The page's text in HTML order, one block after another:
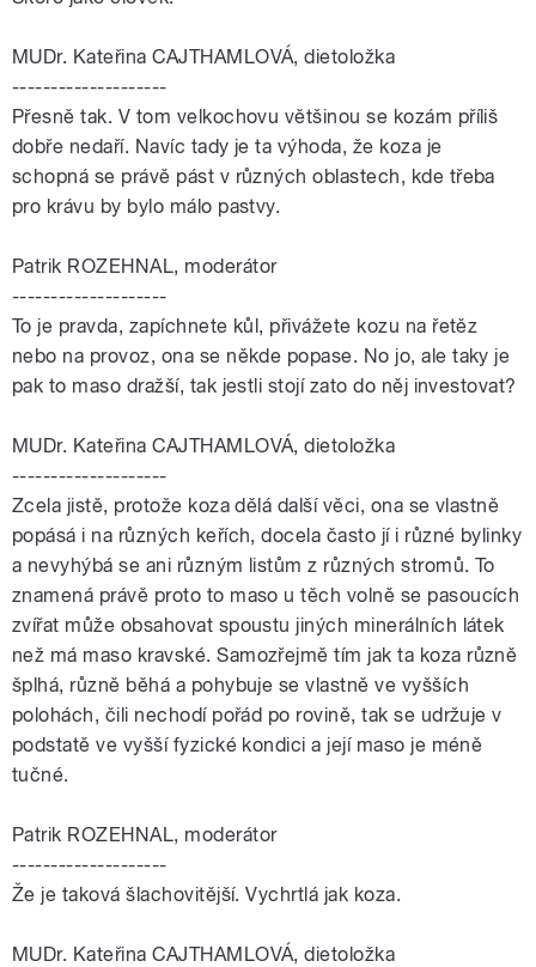
MUDr. Kateřina CAJTHAMLOVÁ, dietoložka
--------------------
Přesně tak. V tom velkochovu většinou se kozám příliš
dobře nedaří. Navíc tady je ta výhoda, že koza je
schopná se právě pást v různých oblastech, kde třeba
pro krávu by bylo málo pastvy.
Patrik ROZEHNAL, moderátor
--------------------
To je pravda, zapíchnete kůl, přivážete kozu na řetěz
nebo na provoz, ona se někde popase. No jo, ale taky je
pak to maso dražší, tak jestli stojí zato do něj investovat?
MUDr. Kateřina CAJTHAMLOVÁ, dietoložka
--------------------
Zcela jistě, protože koza dělá další věci, ona se vlastně
popásá i na různých keřích, docela často jí i různé bylinky
a nevyhýbá se ani různým listům z různých stromů. To
znamená právě proto to maso u těch volně se pasoucích
zvířat může obsahovat spoustu jiných minerálních látek
než má maso kravské. Samozřejmě tím jak ta koza různě
šplhá, různě běhá a pohybuje se vlastně ve vyšších
polohách, čili nechodí pořád po rovině, tak se udržuje v
podstatě ve vyšší fyzické kondici a její maso je méně
tučné.
Patrik ROZEHNAL, moderátor
--------------------
Že je taková šlachovitější. Vychrtlá jak koza.
MUDr. Kateřina CAJTHAMLOVÁ, dietoložka